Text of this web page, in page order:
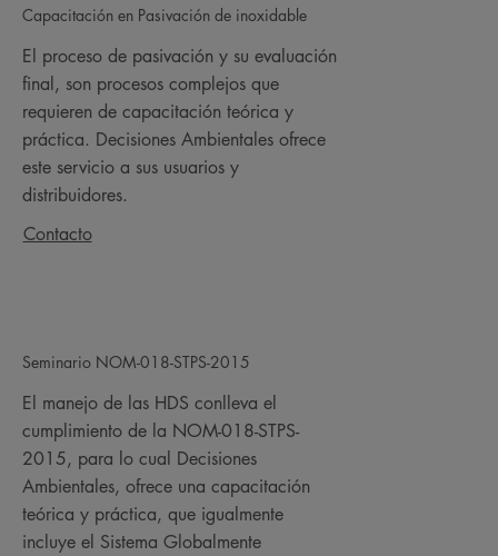
Capacitación en Pasivación de inoxidable
El proceso de pasivación y su evaluación
final, son procesos complejos que
requieren de capacitación teórica y
práctica. Decisiones Ambientales ofrece
este servicio a sus usuarios y
distribuidores.
Contacto
Seminario NOM-018-STPS-2015
El manejo de las HDS conlleva el
cumplimiento de la NOM-018-STPS-
2015, para lo cual Decisiones
Ambientales, ofrece una capacitación
teórica y práctica, que igualmente
incluye el Sistema Globalmente